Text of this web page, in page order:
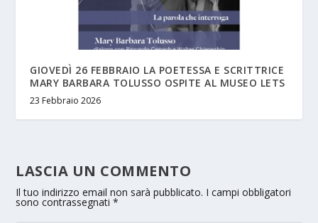
GIOVEDÌ 26 FEBBRAIO LA POETESSA E SCRITTRICE
MARY BARBARA TOLUSSO OSPITE AL MUSEO LETS
23 Febbraio 2026
LASCIA UN COMMENTO
Il tuo indirizzo email non sarà pubblicato. I campi obbligatori
sono contrassegnati*